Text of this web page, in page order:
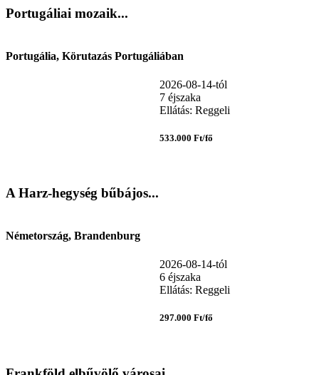
Portugáliai mozaik...
Portugália, Körutazás Portugáliában
2026-08-14-tól
7 éjszaka
Ellátás: Reggeli
533.000 Ft/fő
A Harz-hegység bűbájos...
Németország, Brandenburg
2026-08-14-tól
6 éjszaka
Ellátás: Reggeli
297.000 Ft/fő